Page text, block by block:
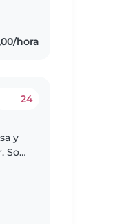
hora
24
y
Son